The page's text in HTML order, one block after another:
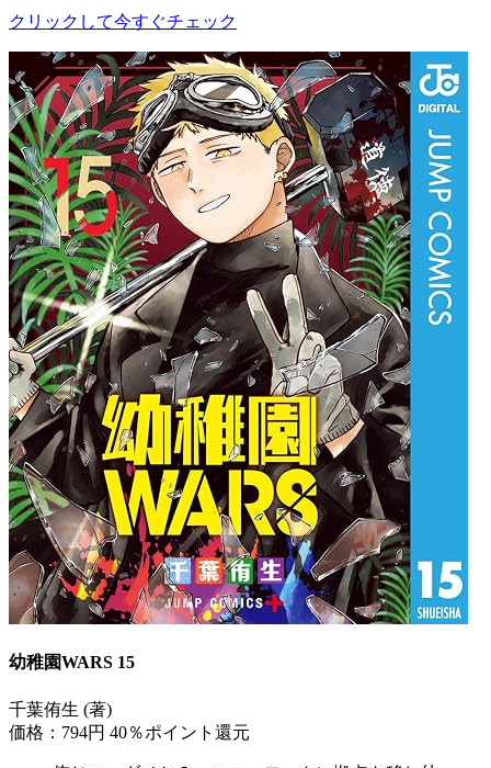
クリックして今すぐチェック
幼稚園WARS 15
千葉侑生 (著)
価格：794円 40％ポイント還元